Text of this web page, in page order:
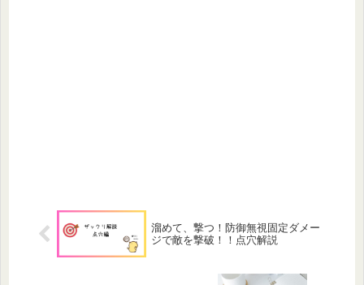
溜めて、撃つ！防御無視固定ダメー
ジで敵を撃破！！点穴解説